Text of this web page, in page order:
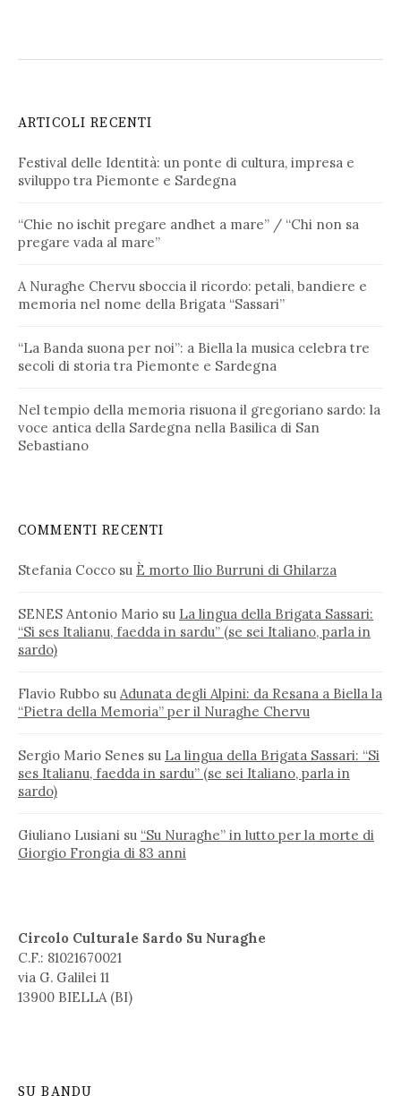
ARTICOLI RECENTI
Festival delle Identità: un ponte di cultura, impresa e
sviluppo tra Piemonte e Sardegna
“Chie no ischit pregare andhet a mare” / “Chi non sa
pregare vada al mare”
A Nuraghe Chervu sboccia il ricordo: petali, bandiere e
memoria nel nome della Brigata “Sassari”
“La Banda suona per noi”: a Biella la musica celebra tre
secoli di storia tra Piemonte e Sardegna
Nel tempio della memoria risuona il gregoriano sardo: la
voce antica della Sardegna nella Basilica di San
Sebastiano
COMMENTI RECENTI
Stefania Cocco su È morto Ilio Burruni di Ghilarza
SENES Antonio Mario su La lingua della Brigata Sassari:
“Si ses Italianu, faedda in sardu” (se sei Italiano, parla in
sardo)
Flavio Rubbo su Adunata degli Alpini: da Resana a Biella la
“Pietra della Memoria” per il Nuraghe Chervu
Sergio Mario Senes su La lingua della Brigata Sassari: “Si
ses Italianu, faedda in sardu” (se sei Italiano, parla in
sardo)
Giuliano Lusiani su “Su Nuraghe” in lutto per la morte di
Giorgio Frongia di 83 anni
Circolo Culturale Sardo Su Nuraghe
C.F.: 81021670021
via G. Galilei 11
13900 BIELLA (BI)
SU BANDU